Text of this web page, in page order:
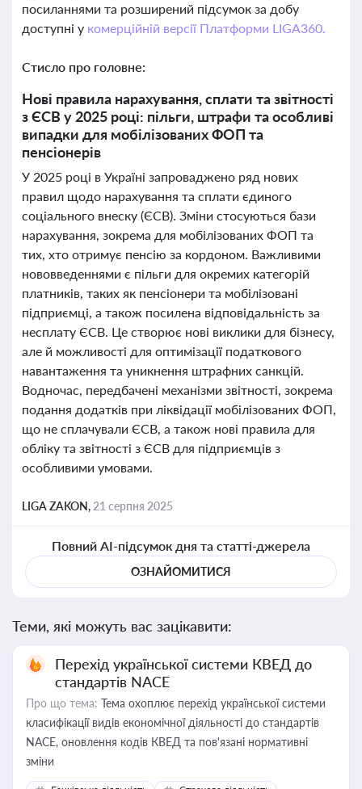
посиланнями та розширений підсумок за добу
доступні у комерційній версії Платформи LIGA360.
Стисло про головне:
Нові правила нарахування, сплати та звітності
з ЄСВ у 2025 році: пільги, штрафи та особливі
випадки для мобілізованих ФОП та
пенсіонерів
У 2025 році в Україні запроваджено ряд нових
правил щодо нарахування та сплати єдиного
соціального внеску (ЄСВ). Зміни стосуються бази
нарахування, зокрема для мобілізованих ФОП та
тих, хто отримує пенсію за кордоном. Важливими
нововведеннями є пільги для окремих категорій
платників, таких як пенсіонери та мобілізовані
підприємці, а також посилена відповідальність за
несплату ЄСВ. Це створює нові виклики для бізнесу,
але й можливості для оптимізації податкового
навантаження та уникнення штрафних санкцій.
Водночас, передбачені механізми звітності, зокрема
подання додатків при ліквідації мобілізованих ФОП,
що не сплачували ЄСВ, а також нові правила для
обліку та звітності з ЄСВ для підприємців з
особливими умовами.
LIGA ZAKON, 21 серпня 2025
Повний AI-підсумок дня та статті-джерела
ОЗНАЙОМИТИСЯ
Теми, які можуть вас зацікавити:
Перехід української системи КВЕД до
стандартів NACE
Про що тема: Тема охоплює перехід української системи
класифікації видів економічної діяльності до стандартів
NACE, оновлення кодів КВЕД та пов'язані нормативні
зміни